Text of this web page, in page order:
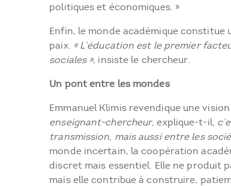
politiques et économiques. »
Enfin, le monde académique
paix. « L’éducation est le premier
sociales », insiste le chercheur.
Un pont entre les mondes
Emmanuel Klimis revendique une
enseignant-chercheur,explique-t-il,
transmission, mais aussi entre les
monde incertain, la coopération
discret mais essentiel. Elle ne produit
mais elle contribue à construire,